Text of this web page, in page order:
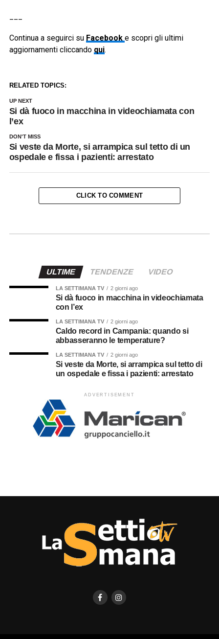
Continua a seguirci su Facebook e scopri gli ultimi
aggiornamenti cliccando qui.
RELATED TOPICS:
UP NEXT
Si dà fuoco in macchina in videochiamata con
l’ex
DON'T MISS
Si veste da Morte, si arrampica sul tetto di un
ospedale e fissa i pazienti: arrestato
CLICK TO COMMENT
ULTIME TENDENZE VIDEO
LA SETTIMANA TV 2 giorni ago
Si dà fuoco in macchina in videochiamata
con l’ex
LA SETTIMANA TV 2 giorni ago
Caldo record in Campania: quando si
abbasseranno le temperature?
LA SETTIMANA TV 2 giorni ago
Si veste da Morte, si arrampica sul tetto di
un ospedale e fissa i pazienti: arrestato
ADVERTISEMENT